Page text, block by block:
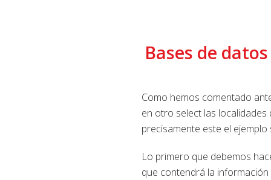
Bases de
Como hemos comentado
en otro select las localidades
precisamente este el
Lo primero que debemos
que contendrá la información